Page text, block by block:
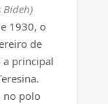
Bideh)
1930, o
de
a principal
no polo